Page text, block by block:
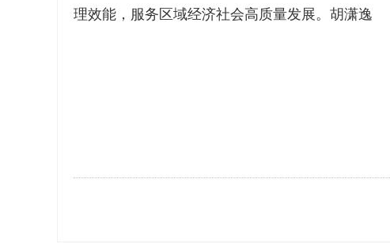
理效能，服务区域经济社会高质量发展。胡潇逸